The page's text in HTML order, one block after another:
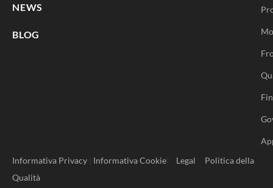
NEWS
BLOG
Informativa Privacy
Informativa Cookie Legal
Politica della
Qualità